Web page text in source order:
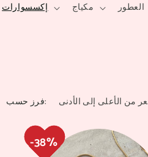
إكسسوارات مكياج العطور
فرز حسب: